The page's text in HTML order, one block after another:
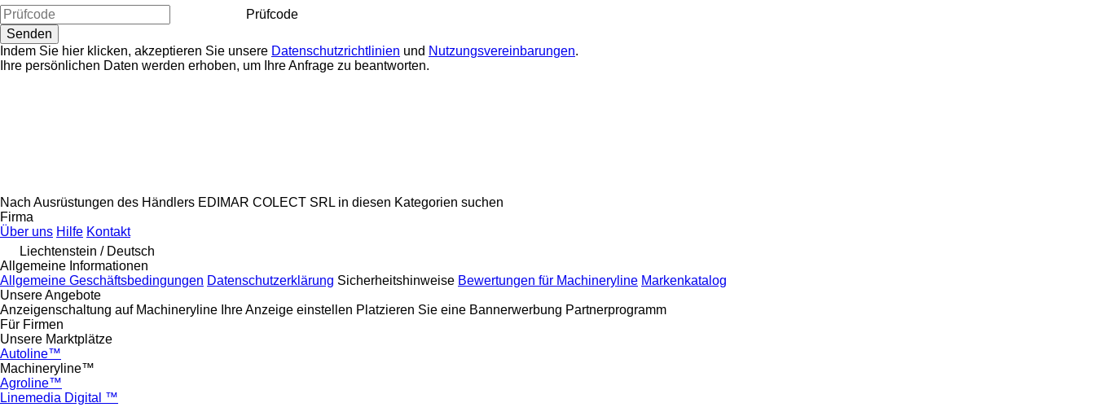
Prüfcode
Indem Sie hier klicken, akzeptieren Sie unsere Datenschutzrichtlinien und Nutzungsvereinbarungen.
Ihre persönlichen Daten werden erhoben, um Ihre Anfrage zu beantworten.
Nach Ausrüstungen des Händlers EDIMAR COLECT SRL in diesen Kategorien suchen
Firma
Über uns Hilfe Kontakt
Liechtenstein / Deutsch
Allgemeine Informationen
Allgemeine Geschäftsbedingungen Datenschutzerklärung Sicherheitshinweise Bewertungen für Machineryline Markenkatalog
Unsere Angebote
Anzeigenschaltung auf Machineryline Ihre Anzeige einstellen Platzieren Sie eine Bannerwerbung Partnerprogramm
Für Firmen
Unsere Marktplätze
Autoline™
Machineryline™
Agroline™
Linemedia Digital ™